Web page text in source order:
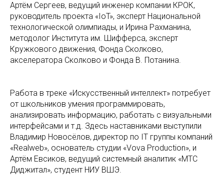
Артём Сергеев, ведущий инженер компании КРОК,
руководитель проекта «IoT», эксперт Национальной
технологической олимпиады, и Ирина Рахманина,
методолог Института им. Шифферса, эксперт
Кружкового движения, Фонда Сколково,
акселератора Сколково и Фонда В. Потанина.
Работа в треке «Искусственный интеллект» потребует
от школьников умения программировать,
анализировать информацию, работать с визуальными
интерфейсами и т.д. Здесь наставниками выступили
Владимир Новосёлов, директор по IT группы компаний
«Realweb», основатель студии «Vova Production», и
Артём Евсиков, ведущий системный аналитик «МТС
Диджитал», студент НИУ ВШЭ.